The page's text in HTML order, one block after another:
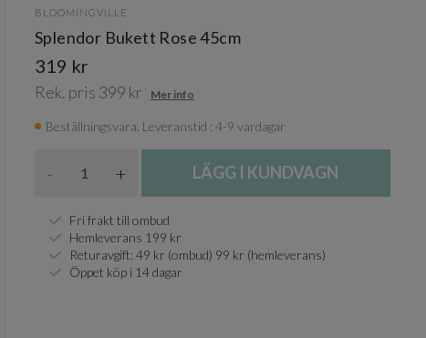
BLOOMINGVILLE
Splendor Bukett Rose 45cm
319 kr
Rek. pris 399 kr Mer info
Beställningsvara. Leveranstid : 4-9 vardagar
- + LÄGG I KUNDVAGN
Fri frakt till ombud
Hemleverans 199 kr
Returavgift: 49 kr (ombud) 99 kr (hemleverans)
Öppet köp i 14 dagar